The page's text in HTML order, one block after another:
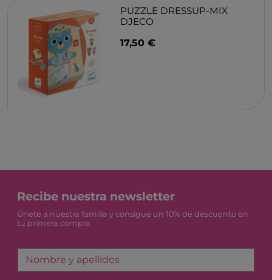
PUZZLE DRESSUP-MIX
DJECO
17,50 €
Recibe nuestra newsletter
Únete a nuestra familia y consigue un 10% de descuento en
tu primera compra
Nombre y apellidos